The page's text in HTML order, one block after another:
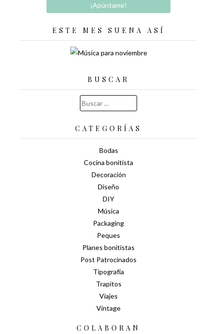
ESTE MES SUENA ASÍ
BUSCAR
Buscar:
CATEGORÍAS
Bodas
Cocina bonitista
Decoración
Diseño
DIY
Música
Packaging
Peques
Planes bonitistas
Post Patrocinados
Tipografía
Trapitos
Viajes
Vintage
COLABORAN